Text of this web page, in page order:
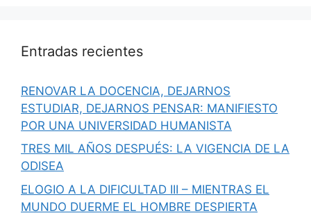
Entradas recientes
RENOVAR LA DOCENCIA, DEJARNOS
ESTUDIAR, DEJARNOS PENSAR: MANIFIESTO
POR UNA UNIVERSIDAD HUMANISTA
TRES MIL AÑOS DESPUÉS: LA VIGENCIA DE LA
ODISEA
ELOGIO A LA DIFICULTAD III – MIENTRAS EL
MUNDO DUERME EL HOMBRE DESPIERTA